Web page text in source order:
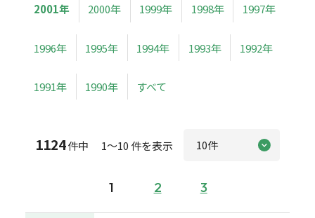
2001年 2000年 1999年 1998年 1997年
1996年 1995年 1994年 1993年 1992年
1991年 1990年 すべて
1124件中 1～10 件を表示
1 2 3